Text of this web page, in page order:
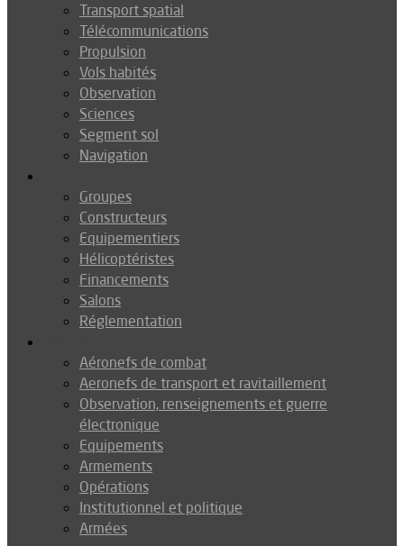
Transport spatial
Télécommunications
Propulsion
Vols habités
Observation
Sciences
Segment sol
Navigation
Groupes
Constructeurs
Equipementiers
Hélicoptéristes
Financements
Salons
Réglementation
Aéronefs de combat
Aeronefs de transport et ravitaillement
Observation, renseignements et guerre
électronique
Equipements
Armements
Opérations
Institutionnel et politique
Armées